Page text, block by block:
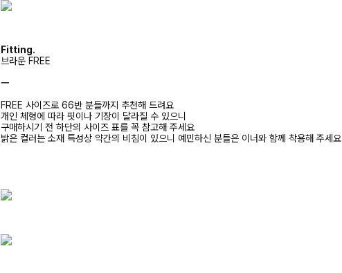
Fitting.
브라운 FREE
ㅡ
FREE 사이즈로 66반 분들까지 추천해 드려요
개인 체형에 따라 핏이나 기장이 달라질 수 있으니
구매하시기 전 하단의 사이즈 표를 꼭 참고해 주세요
밝은 컬러는 소재 특성상 약간의 비침이 있으니 예민하신 분들은 이너와 함께 착용해 주세요